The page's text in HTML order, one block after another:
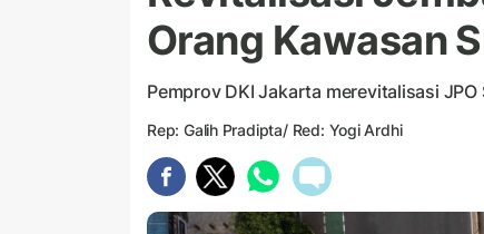
Orang Kawasan
Pemprov DKI Jakarta merevitalisasi
Rep: Galih Pradipta/ Red: Yogi Ardhi